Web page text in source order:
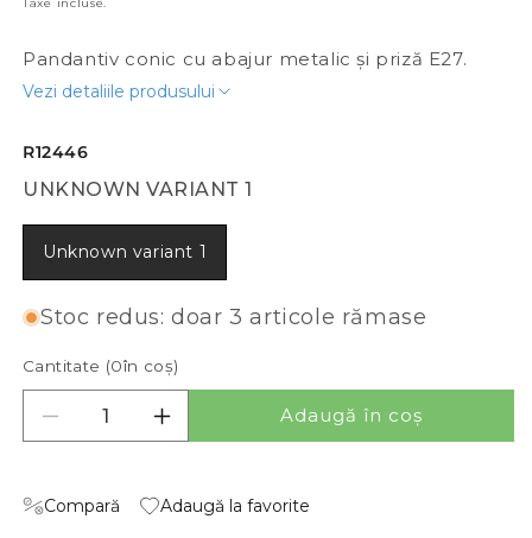
Taxe incluse.
Pandantiv conic cu abajur metalic și priză E27.
Vezi detaliile produsului
R12446
UNKNOWN VARIANT 1
Unknown variant 1
Stoc redus: doar 3 articole rămase
Cantitate (0în coș)
Reduceți cantitatea pentru MERYLYN 48
Creșteți cantitatea pentru MERYLYN
Adaugă în coș
Compară Adaugă la favorite